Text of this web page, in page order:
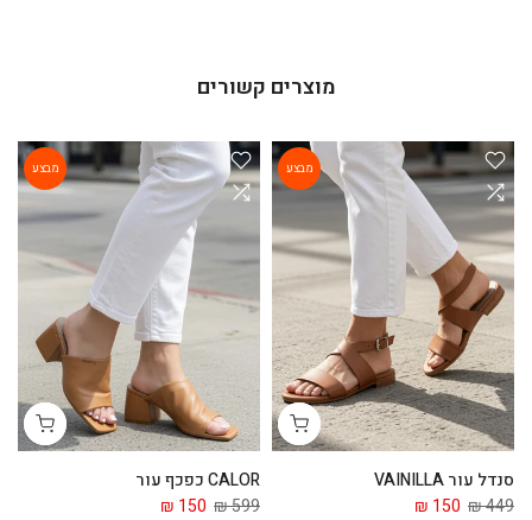
מוצרים קשורים
מבצע
סנדל עור VAINILLA
449 ₪
150 ₪
מבצע
CALOR כפכף עור
599 ₪
150 ₪